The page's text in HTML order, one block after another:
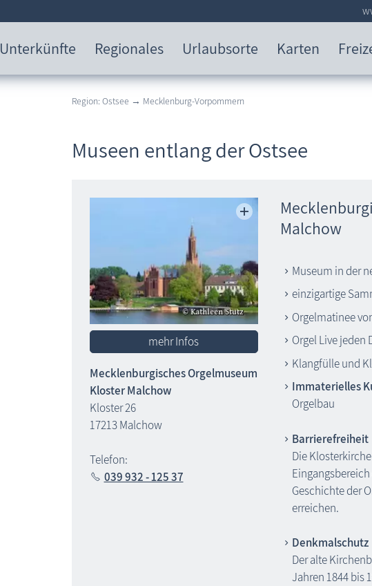
Unterkünfte Regionales Urlaubsorte Karten
Region: Ostsee → Mecklenburg-Vorpommern
Museen entlang der Ostsee
mehr Infos
Mecklenburgisches Orgelmuseum
Kloster Malchow
Kloster 26
17213 Malchow
Telefon:
039 932 - 125 37
Malchow
Museum in der
einzigartige
Orgelmatinee
Orgel Live jeden
Klangfülle und
Immaterielles
Orgelbau
Barrierefreiheit
Die
Geschichte der
erreichen.
Denkmalschutz
Der alte
Jahren 1844 bis